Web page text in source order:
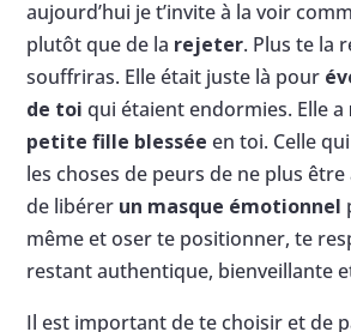
aujourd’hui je t’invite à la voir
plutôt que de la rejeter. Plus te la
souffriras. Elle était juste là pour
de toi qui étaient endormies. Elle a
petite fille blessée en toi. Celle
les choses de peurs de ne plus être
de libérer un masque émotionnel
même et oser te positionner, te
restant authentique, bienveillante
Il est important de te choisir et de